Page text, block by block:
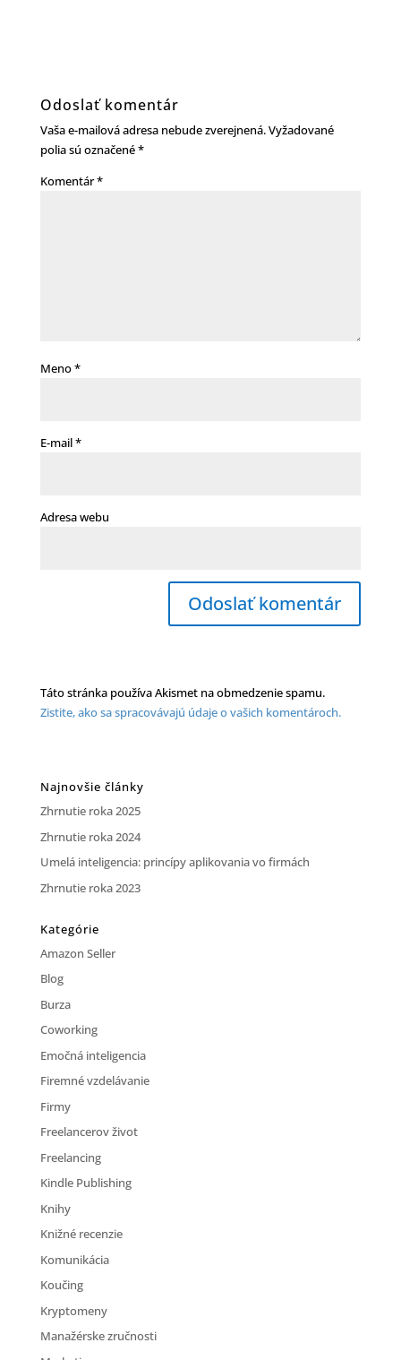
Odoslať komentár
Vaša e-mailová adresa nebude zverejnená.Vyžadované
polia sú označené*
Komentár*
Meno*
E-mail*
Adresa webu
Táto stránka používa Akismet na obmedzenie spamu.
Zistite, ako sa spracovávajú údaje o vašich komentároch.
Najnovšie články
Zhrnutie roka 2025
Zhrnutie roka 2024
Umelá inteligencia: princípy aplikovania vo firmách
Zhrnutie roka 2023
Kategórie
Amazon Seller
Blog
Burza
Coworking
Emočná inteligencia
Firemné vzdelávanie
Firmy
Freelancerov život
Freelancing
Kindle Publishing
Knihy
Knižné recenzie
Komunikácia
Koučing
Kryptomeny
Manažérske zručnosti